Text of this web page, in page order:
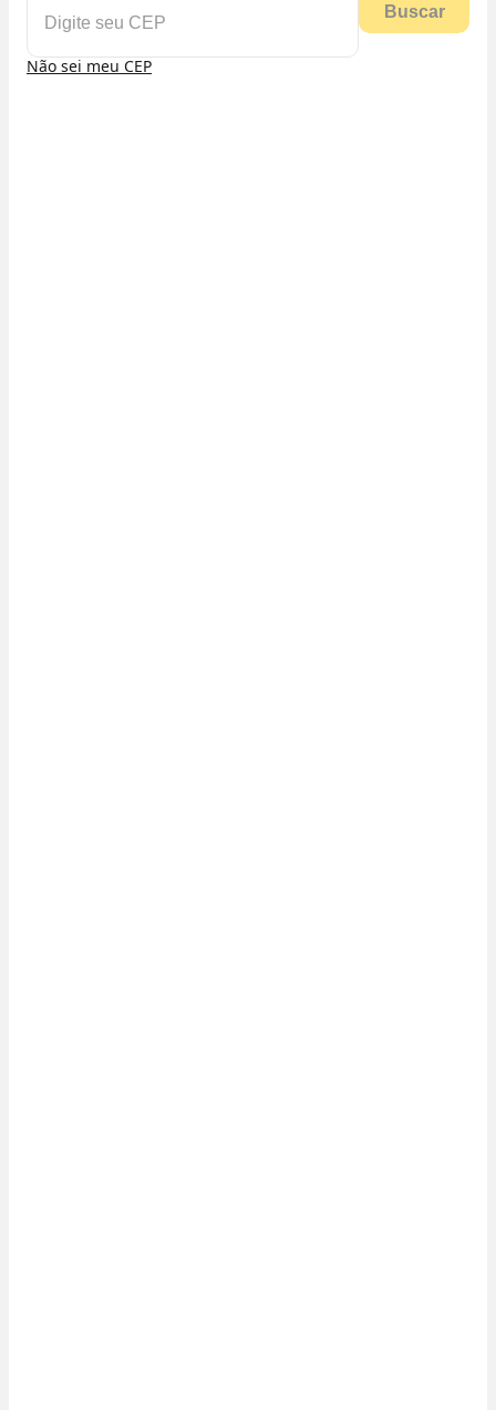
Buscar
Não sei meu CEP